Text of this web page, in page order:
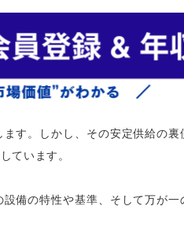
す。しかし、その安定供給の裏
ています。
備の特性や基準、そして万が一